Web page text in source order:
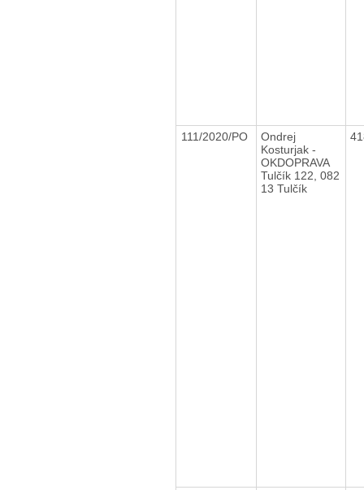
111/2020/PO
Ondrej
Kosturjak -
OKDOPRAVA
Tulčík 122, 082
13 Tulčík